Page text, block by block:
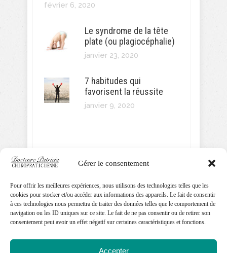
Gérer le consentement
Pour offrir les meilleures expériences, nous utilisons des technologies telles que les
cookies pour stocker et/ou accéder aux informations des appareils. Le fait de consentir
à ces technologies nous permettra de traiter des données telles que le comportement de
navigation ou les ID uniques sur ce site. Le fait de ne pas consentir ou de retirer son
consentement peut avoir un effet négatif sur certaines caractéristiques et fonctions.
Accepter
février 6, 2020
Le syndrome de la tête
plate (ou plagiocéphalie)
janvier 23, 2020
7 habitudes qui
favorisent la réussite
janvier 9, 2020
SUIVEZ MOI!
Docteure Patricia Chiropraticienne